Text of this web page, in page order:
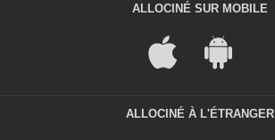
ALLOCINÉ SUR MOBILE
ALLOCINÉ À L'ÉTRANGER